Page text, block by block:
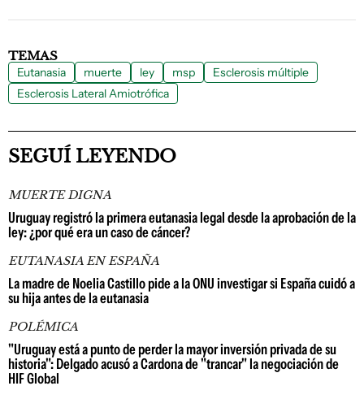
TEMAS
Eutanasia muerte ley msp
Esclerosis múltiple
Esclerosis Lateral Amiotrófica
SEGUÍ LEYENDO
MUERTE DIGNA
Uruguay registró la primera eutanasia legal desde la aprobación de la
ley: ¿por qué era un caso de cáncer?
EUTANASIA EN ESPAÑA
La madre de Noelia Castillo pide a la ONU investigar si España cuidó a
su hija antes de la eutanasia
POLÉMICA
"Uruguay está a punto de perder la mayor inversión privada de su
historia": Delgado acusó a Cardona de "trancar" la negociación de
HIF Global